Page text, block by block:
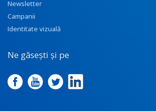
Newsletter
Campanii
Identitate vizuală
Ne găsești și pe